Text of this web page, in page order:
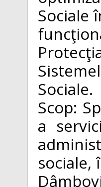
Sociale
Sociale.
Scop:
a
sociale,